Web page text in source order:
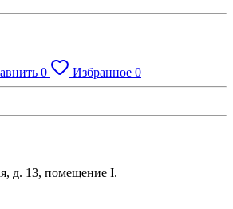
0 Избранное 0
д. 13, помещение I.